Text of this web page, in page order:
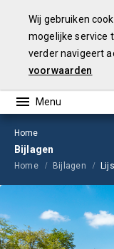
Wij gebruiken
mogelijke service
verder navigeert
voorwaarden
Home
Bijlagen
Home Bijlagen